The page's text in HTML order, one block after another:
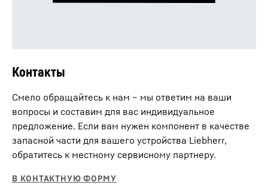
Контакты
Смело обращайтесь к нам – мы ответим на ваши
вопросы и составим для вас индивидуальное
предложение. Если вам нужен компонент в качестве
запасной части для вашего устройства Liebherr,
обратитесь к местному сервисному партнеру.